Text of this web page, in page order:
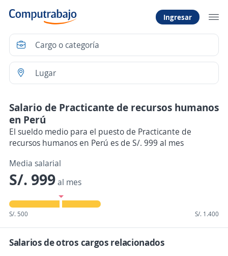
Ingresar
Salario de Practicante de recursos humanos
en Perú
El sueldo medio para el puesto de Practicante de
recursos humanos en Perú es de S/. 999 al mes
Media salarial
S/. 999al mes
S/. 500 S/. 1.400
Salarios de otros cargos relacionados